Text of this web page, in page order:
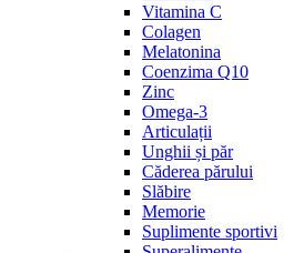
Vitamina C
Colagen
Melatonina
Coenzima Q10
Zinc
Omega-3
Articulații
Unghii și păr
Căderea părului
Slăbire
Memorie
Suplimente sportivi